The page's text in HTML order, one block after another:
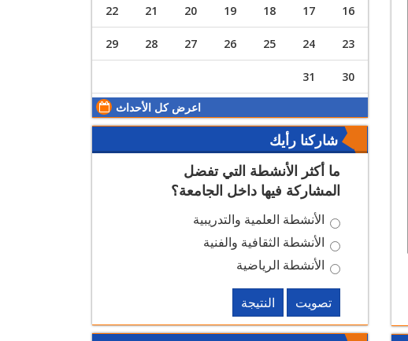
16
17
18
19
20
21
22
23
24
25
26
27
28
29
30
31
اعرض كل الأحداث
شاركنا رأيك
ما أكثر الأنشطة التي تفضل
المشاركة فيها داخل الجامعة؟
الأنشطة العلمية والتدريبية
الأنشطة الثقافية والفنية
الأنشطة الرياضية
تصويت النتيجة